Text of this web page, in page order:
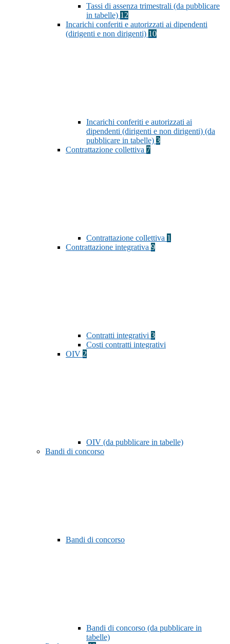
Tassi di assenza trimestrali (da pubblicare
in tabelle) 12
Incarichi conferiti e autorizzati ai dipendenti
(dirigenti e non dirigenti) 10
Incarichi conferiti e autorizzati ai
dipendenti (dirigenti e non dirigenti) (da
pubblicare in tabelle) 3
Contrattazione collettiva 7
Contrattazione collettiva 1
Contrattazione integrativa 9
Contratti integrativi 3
Costi contratti integrativi
OIV 2
OIV (da pubblicare in tabelle)
Bandi di concorso
Bandi di concorso
Bandi di concorso (da pubblicare in
tabelle)